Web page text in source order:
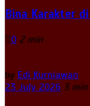
Bina Karakter
0 2 min
by Edi Kurniawan
23 July 2026 3 min